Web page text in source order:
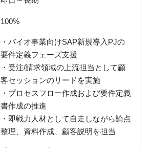
100%
・バイオ事業向けSAP新規導入PJの
要件定義フェーズ支援
・受注/請求領域の上流担当として顧
客セッションのリードを実施
・プロセスフロー作成および要件定義
書作成の推進
・即戦力人材として自走しながら論点
整理、資料作成、顧客説明を担当